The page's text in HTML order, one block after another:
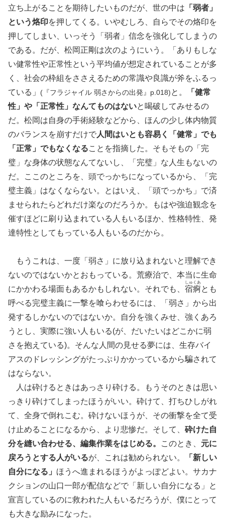
立ち上がることを期待したいものだが、世の中は 「弱者」
という烙印を押してくる。いやむしろ、自らでその烙印を
押してしまい、いっそう「弱者」信念を強化してしまうの
である。だが、松岡正剛は次のようにいう。「ありもしな
い健常性や正常性という平均値が想定されていることが多
く、社会の枠組をささえるための常識や良識が斧をふるっ
ている」 (『フラジャイル 弱さからの出発』p.018)と。
「健常
性」や「正常性」なんてものはないと喝破してみせるの
だ。松岡は自身の手術経験などから、ほんの少し体内物質
のバランスを崩すだけで人間はいとも容易く「健常」でも
「正常」でもなくなることを指摘した。そもそもの「完
璧」な身体の状態なんてないし、「完璧」な人生もないの
だ。ここのところを、頭でっかちになっているから、「完
璧主義」はなくならない。とはいえ、「頭でっかち」で済
ませられたらどれだけ楽なのだろうか。もはや強迫観念を
催すほどに刷り込まれている人もいるほか、性格特性、発
達特性としてもっている人もいるのだから。
もうこれは、一度「弱さ」に放り込まれないと理解でき
ないのではないかとおもっている。荒療治で、本当に生命
にかかわる場面もあるかもしれない。それでも、 宿痾
しゅくあ
とも
呼べる完璧主義に一撃を喰らわせるには、「弱さ」から出
発するしかないのではないか。自分を強くみせ、強くあろ
うとし、実際に強い人もいる(が、だいたいはどこかに弱
さを抱えている)。そんな人間の見せる夢には、生存バイ
アスのドレッシングがたっぷりかかっているから騙されて
はならない。
人は砕けるときはあっさり砕ける。もうそのときは思い
っきり砕けてしまったほうがいい。砕けて、打ちひしがれ
て、全身で倒れこむ。砕けないほうが、その衝撃を全て受
け止めることになるから、より悲惨だ。そして、 砕けた自
分を縫い合わせる、編集作業をはじめる。
このとき、 元に
戻ろうとする人がいるが、これは勧められない。
「新しい
自分になる」 ほうへ進まれるほうがよっぽどよい。サカナ
クションの山口一郎が配信などで「新しい自分になる」と
宣言しているのに救われた人もいるだろうが、僕にとって
も大きな励みになった。